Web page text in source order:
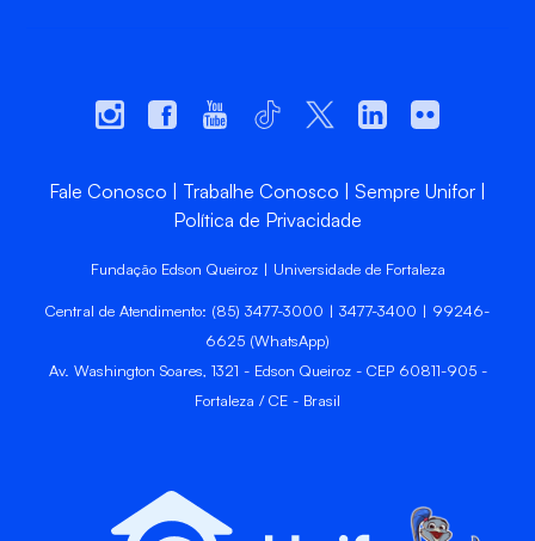
Fale Conosco Trabalhe Conosco
Sempre Unifor
Política de Privacidade
Fundação Edson Queiroz | Universidade de Fortaleza
Central de Atendimento: (85) 3477-3000 | 3477-3400 | 99246-
6625 (WhatsApp)
Av. Washington Soares, 1321 - Edson Queiroz - CEP 60811-905 -
Fortaleza / CE - Brasil